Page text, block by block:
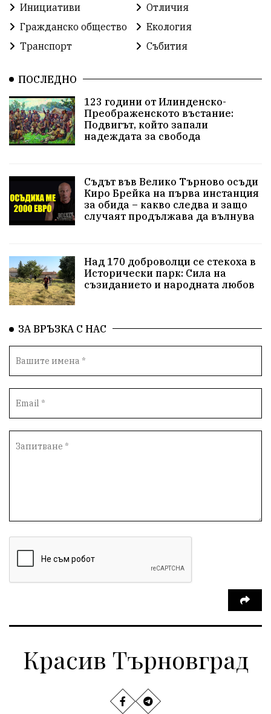
Инициативи
Отличия
Гражданско общество
Екология
Транспорт
Събития
ПОСЛЕДНО
123 години от Илинденско-
Преображенското въстание:
Подвигът, който запали
надеждата за свобода
Съдът във Велико Търново осъди
Киро Брейка на първа инстанция
за обида – какво следва и защо
случаят продължава да вълнува
Над 170 доброволци се стекоха в
Исторически парк: Сила на
съзиданието и народната любов
ЗА ВРЪЗКА С НАС
Красив Търновград